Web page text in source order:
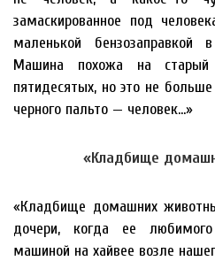
замаскированное под
маленькой бензозаправкой
Машина похожа на старый
пятидесятых, но это не
черного пальто — человек…»
«Кладбище
«Кладбище домашних
дочери, когда ее
машиной на хайвее возле